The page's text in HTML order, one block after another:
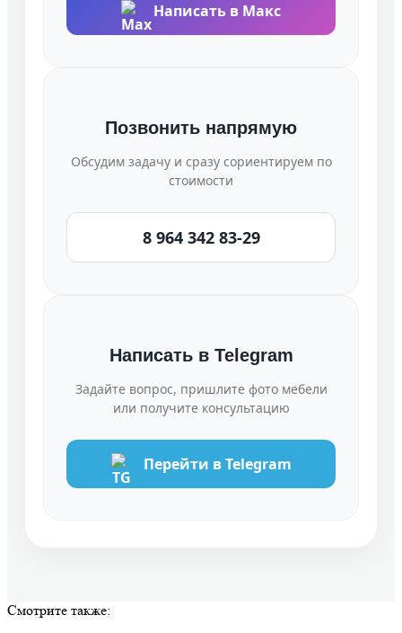
Написать в Макс
Позвонить напрямую
Обсудим задачу и сразу сориентируем по
стоимости
8 964 342 83-29
Написать в Telegram
Задайте вопрос, пришлите фото мебели
или получите консультацию
Перейти в Telegram
Смотрите также: